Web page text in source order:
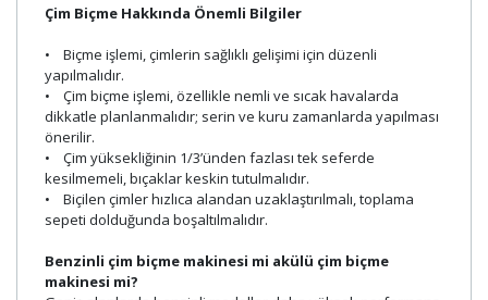
Çim Biçme Hakkında Önemli Bilgiler
• Biçme işlemi, çimlerin sağlıklı gelişimi için düzenli
yapılmalıdır.
• Çim biçme işlemi, özellikle nemli ve sıcak havalarda
dikkatle planlanmalıdır; serin ve kuru zamanlarda yapılması
önerilir.
• Çim yüksekliğinin 1/3’ünden fazlası tek seferde
kesilmemeli, bıçaklar keskin tutulmalıdır.
• Biçilen çimler hızlıca alandan uzaklaştırılmalı, toplama
sepeti dolduğunda boşaltılmalıdır.
Benzinli çim biçme makinesi mi akülü çim biçme
makinesi mi?